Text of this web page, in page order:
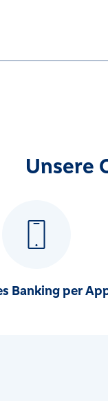
Unsere
Banking per